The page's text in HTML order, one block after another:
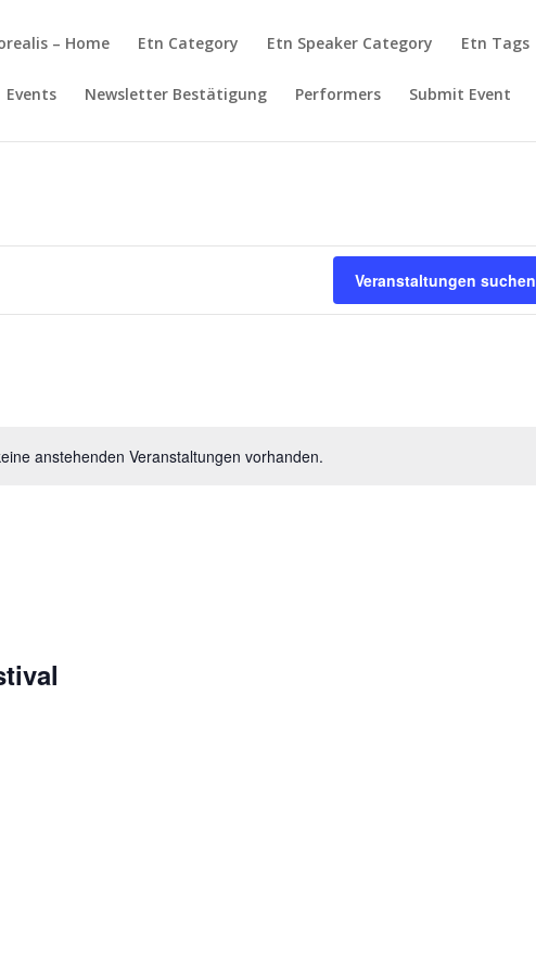
– Home Etn Category Etn Speaker Category Etn Tags
Events Newsletter Bestätigung Performers Submit Event
anstehenden Veranstaltungen vorhanden.
Veranstaltungen suchen